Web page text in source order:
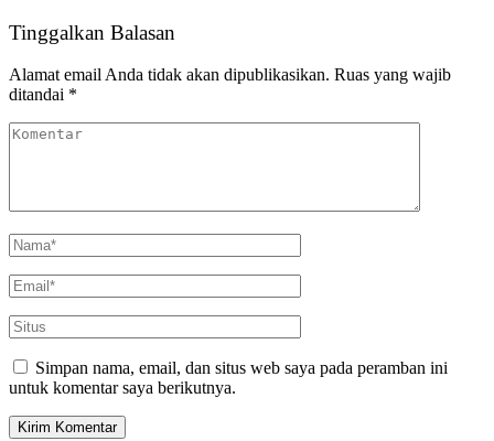
Tinggalkan Balasan
Alamat email Anda tidak akan dipublikasikan. Ruas yang wajib
ditandai *
Simpan nama, email, dan situs web saya pada peramban ini
untuk komentar saya berikutnya.